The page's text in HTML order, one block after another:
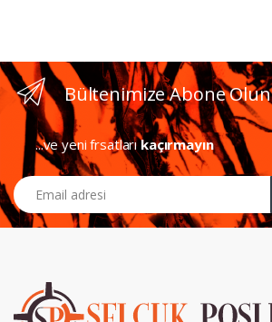
Bültenimize Abone Olun
...ve yeni frsatlarıkaçırmayın
Email Adresiniz